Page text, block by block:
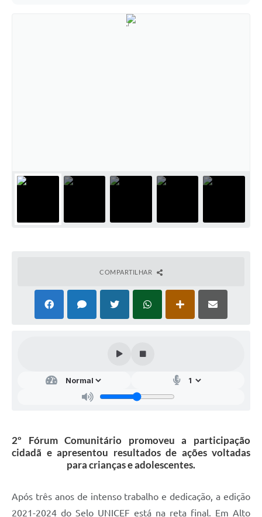
COMPARTILHAR
2º Fórum Comunitário promoveu a participação
cidadã e apresentou resultados de ações voltadas
para crianças e adolescentes.
Após três anos de intenso trabalho e dedicação, a edição
2021-2024 do Selo UNICEF está na reta final. Em Alto